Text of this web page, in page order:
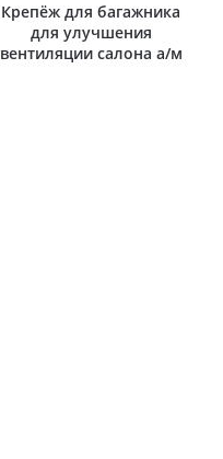
Крепёж для багажника
для улучшения
вентиляции салона а/м